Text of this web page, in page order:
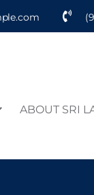
ABOUT SRI